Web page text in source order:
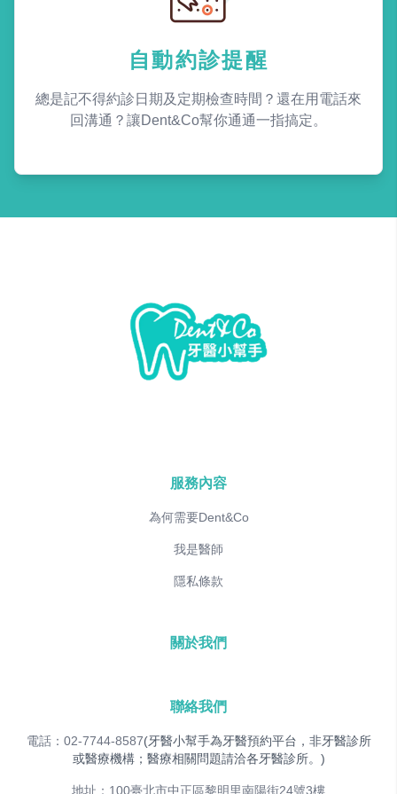
自動約診提醒
總是記不得約診日期及定期檢查時間？還在用電話來
回溝通？讓Dent&Co幫你通通一指搞定。
服務內容
為何需要Dent&Co
我是醫師
隱私條款
關於我們
聯絡我們
電話：02-7744-8587(牙醫小幫手為牙醫預約平台，非牙醫診所
或醫療機構；醫療相關問題請洽各牙醫診所。)
地址：100臺北市中正區黎明里南陽街24號3樓